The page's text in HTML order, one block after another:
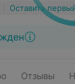
Оставить
Отзывы